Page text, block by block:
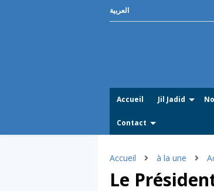
العربية
Accueil Jil Jadid
Contact
Accueil à la une
Le